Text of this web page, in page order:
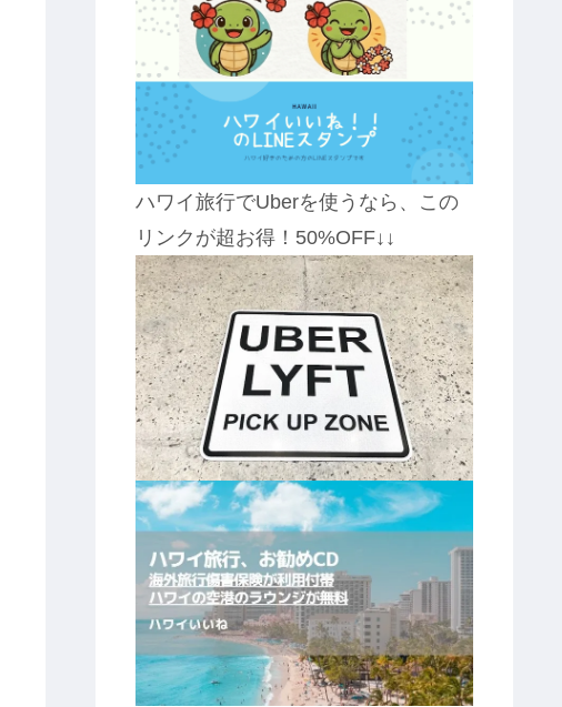
ハワイ旅行でUberを使うなら、この
リンクが超お得！50%OFF↓↓